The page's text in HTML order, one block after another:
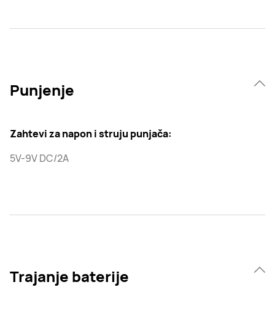
Punjenje
Zahtevi za napon i struju punjača:
5V-9V DC/2A
Trajanje baterije